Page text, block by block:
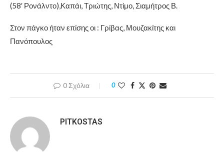
(58′ Ρονάλντο),Καπάι, Τριώτης, Ντίμο, Σιαμήτρος Β.
Στον πάγκο ήταν επίσης οι : Γρίβας, Μουζακίτης και
Πανόπουλος
0 Σχόλια 0
PITKOSTAS